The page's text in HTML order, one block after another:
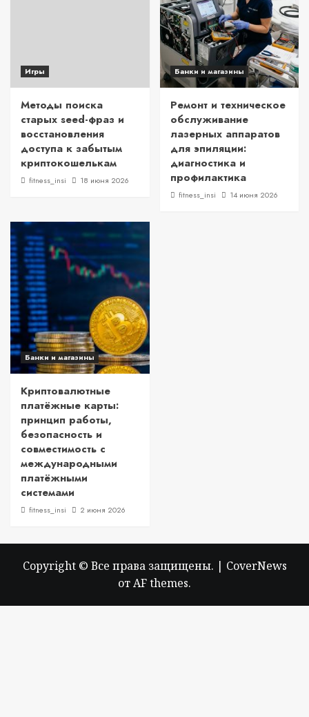
Игры
Методы поиска
старых seed-фраз и
восстановления
доступа к забытым
криптокошелькам
fitness_insi 18 июня 2026
Банки и магазины
Ремонт и техническое
обслуживание
лазерных аппаратов
для эпиляции:
диагностика и
профилактика
fitness_insi 14 июня 2026
Банки и магазины
Криптовалютные
платёжные карты:
принцип работы,
безопасность и
совместимость с
международными
платёжными
системами
fitness_insi 2 июня 2026
Copyright © Все права защищены. | CoverNews
от AF themes.